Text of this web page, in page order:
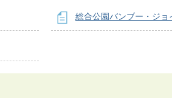
総合公園バンブー・ジョ